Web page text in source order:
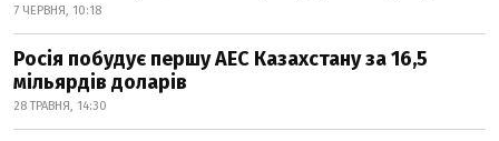
7 ЧЕРВНЯ, 10:18
Росія побудує першу АЕС Казахстану за 16,5
мільярдів доларів
28 ТРАВНЯ, 14:30